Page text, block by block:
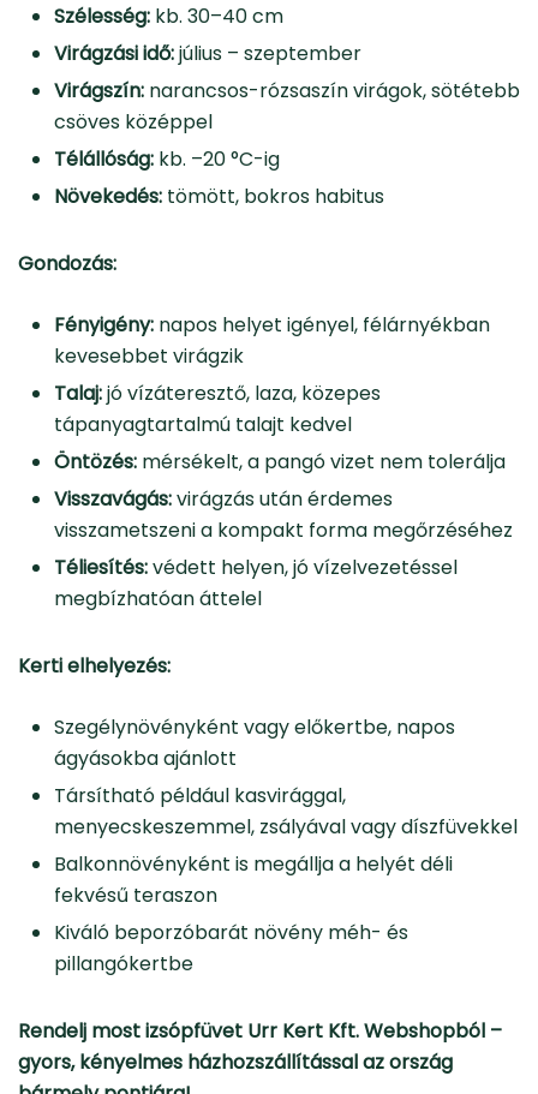
Szélesség: kb. 30–40 cm
Virágzási idő:július – szeptember
Virágszín: narancsos-rózsaszín virágok, sötétebb
csöves középpel
Télállóság: kb. –20 °C-ig
Növekedés: tömött, bokros habitus
Gondozás:
Fényigény: napos helyet igényel, félárnyékban
kevesebbet virágzik
Talaj:jó vízáteresztő, laza, közepes
tápanyagtartalmú talajt kedvel
Öntözés: mérsékelt, a pangó vizet nem tolerálja
Visszavágás:virágzás után érdemes
visszametszeni a kompakt forma megőrzéséhez
Téliesítés:védett helyen, jó vízelvezetéssel
megbízhatóan áttelel
Kerti elhelyezés:
Szegélynövényként vagy előkertbe, napos
ágyásokba ajánlott
Társítható például kasvirággal,
menyecskeszemmel, zsályával vagy díszfüvekkel
Balkonnövényként is megállja a helyét déli
fekvésű teraszon
Kiváló beporzóbarát növény méh- és
pillangókertbe
Rendelj most izsópfüvet Urr Kert Kft. Webshopból –
gyors, kényelmes házhozszállítással az ország